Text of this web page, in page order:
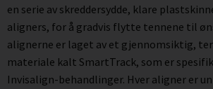
en serie av skreddersydde, klare
aligners, for å gradvis flytte tennene til
alignerne er laget av et gjennomsiktig,
materiale kalt SmartTrack, som er
Invisalign-behandlinger. Hver aligner er